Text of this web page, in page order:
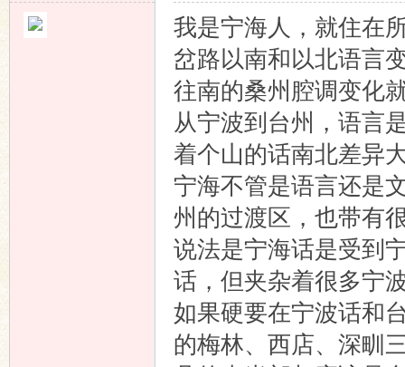
我是宁海人，就住在
岔路以南和以北语言
往南的桑州腔调变化
从宁波到台州，语言
着个山的话南北差异
宁海不管是语言还是
州的过渡区，也带有
说法是宁海话是受到
话，但夹杂着很多宁
如果硬要在宁波话和
的梅林、西店、深甽